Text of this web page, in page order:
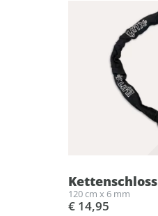
Kettenschloss
120 cm x 6 mm
€ 14,95